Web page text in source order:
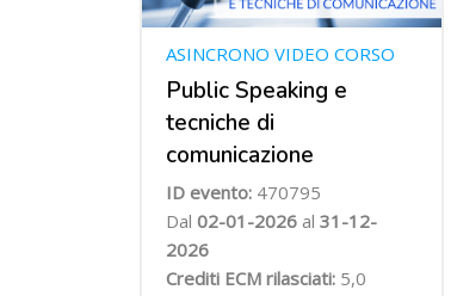
Public Speaking e
tecniche di
comunicazione
ASINCRONO VIDEO CORSO
ID evento: 470795
Dal 02-01-2026 al 31-12-
2026
Crediti ECM rilasciati: 5,0